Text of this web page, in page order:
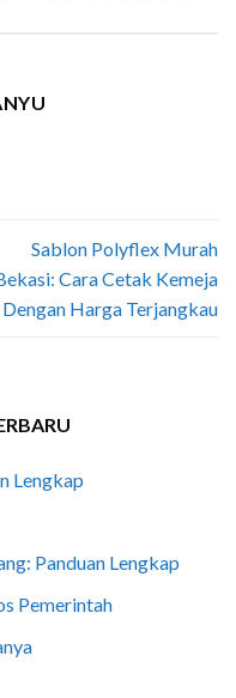
Sablon Polyflex Murah
Cara Cetak Kemeja
Dengan Harga Terjangkau
Lengkap
Panduan Lengkap
Pemerintah